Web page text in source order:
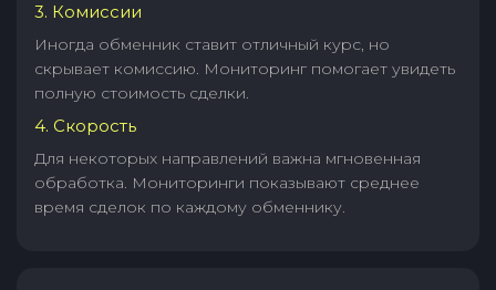
3. Комиссии
Иногда обменник ставит отличный курс, но
скрывает комиссию. Мониторинг помогает увидеть
полную стоимость сделки.
4. Скорость
Для некоторых направлений важна мгновенная
обработка. Мониторинги показывают среднее
время сделок по каждому обменнику.